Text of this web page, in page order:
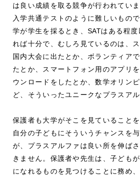
は良い成績を取る競争が行われてい
入学共通テストのように難しいもの
学が学生を採るとき、 SATはある程
れば十分で、むしろ見ているのは、
国内大会に出たとか、ボランティア
たとか、スマートフォン用のアプリ
ウンロードをしたとか、数学オリン
ど、そういったユニークなプラスア
保護者も大学がそこを見ていることを
自分の子どもにそういうチャンスを
が、プラスアルファは良い所を伸ば
きません。保護者や先生は、子ども
になれるものを見つけることに務め